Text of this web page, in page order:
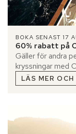
BOKA SENAST 17
60% rabatt på
Gäller för andra
kryssningar med
LÄS MER